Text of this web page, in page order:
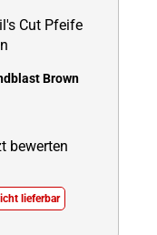
Brown
lieferbar